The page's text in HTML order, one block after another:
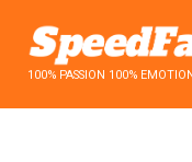
contenu100% PASSION 100%